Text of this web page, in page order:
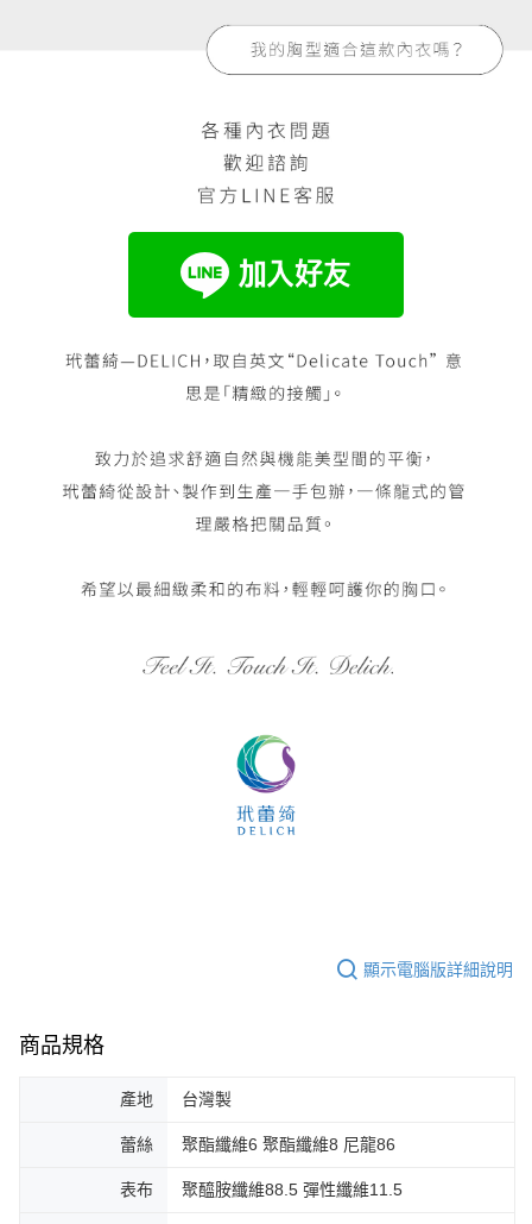
顯示電腦版詳細說明
商品規格
產地 台灣製
蕾絲 聚酯纖維6 聚酯纖維8 尼龍86
表布 聚醯胺纖維88.5 彈性纖維11.5